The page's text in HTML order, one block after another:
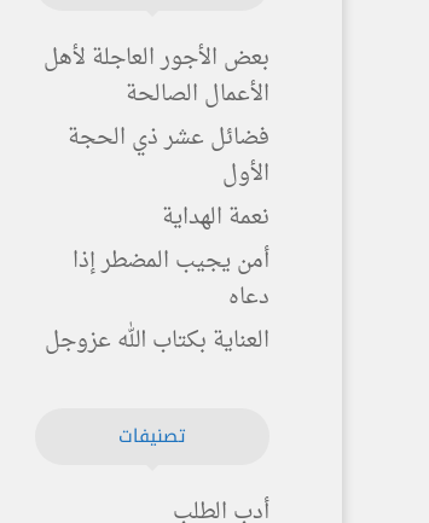
بعض الأجور العاجلة لأهل
الأعمال الصالحة
فضائل عشر ذي الحجة
الأول
نعمة الهداية
أمن يجيب المضطر إذا
دعاه
العناية بكتاب الله عزوجل
تصنيفات
أدب الطلب